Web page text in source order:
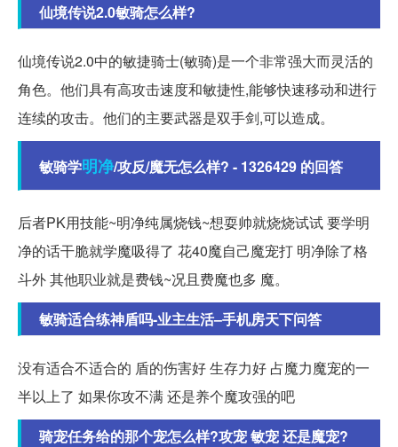
仙境传说2.0敏骑怎么样?
仙境传说2.0中的敏捷骑士(敏骑)是一个非常强大而灵活的
角色。他们具有高攻击速度和敏捷性,能够快速移动和进行
连续的攻击。他们的主要武器是双手剑,可以造成。
敏骑学明净/攻反/魔无怎么样? - 1326429 的回答
后者PK用技能~明净纯属烧钱~想耍帅就烧烧试试 要学明
净的话干脆就学魔吸得了 花40魔自己魔宠打 明净除了格
斗外 其他职业就是费钱~况且费魔也多 魔。
敏骑适合练神盾吗-业主生活–手机房天下问答
没有适合不适合的 盾的伤害好 生存力好 占魔力魔宠的一
半以上了 如果你攻不满 还是养个魔攻强的吧
骑宠任务给的那个宠怎么样?攻宠 敏宠 还是魔宠?